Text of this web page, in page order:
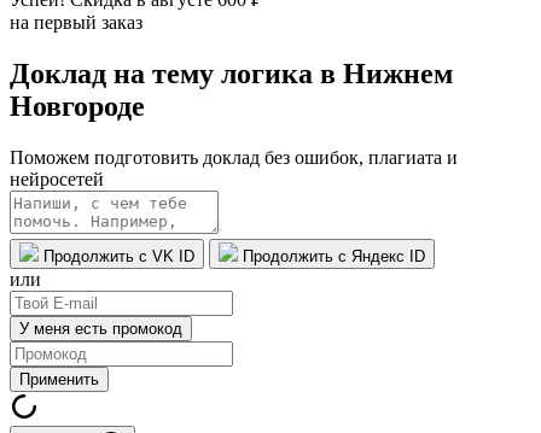
на первый заказ
Доклад на тему логика в Нижнем
Новгороде
Поможем подготовить доклад без ошибок, плагиата и
нейросетей
Продолжить с VK ID Продолжить с Яндекс ID
или
У меня есть промокод
Применить